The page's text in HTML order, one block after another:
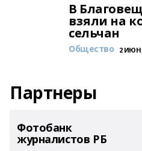
В
взяли на
сельчан
Общество 2
Партнеры
Фотобанк
журналистов РБ